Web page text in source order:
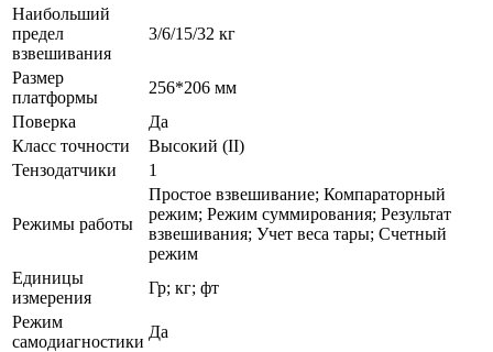
Наибольший
предел
взвешивания
3/6/15/32 кг
Размер
платформы
256*206 мм
Поверка
Да
Класс точности
Высокий (II)
Тензодатчики
1
Режимы работы
Простое взвешивание; Компараторный
режим; Режим суммирования; Результат
взвешивания; Учет веса тары; Счетный
режим
Единицы
измерения
Гр; кг; фт
Режим
самодиагностики
Да